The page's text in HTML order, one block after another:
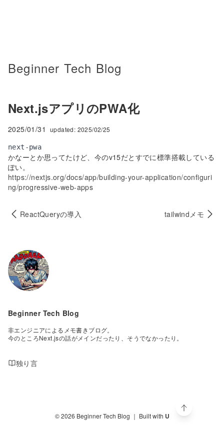
Beginner Tech Blog
Next.jsアプリのPWA化
2025/01/31 updated: 2025/02/25
かなーとか思ってたけど、今のv15だとすでに標準搭載している
ぽい。
https://nextjs.org/docs/app/building-your-application/configuri
ng/progressive-web-apps
ReactQueryの導入 tailwindメモ
Beginner Tech Blog
非エンジニアによるメモ書きブログ。
今のところNext.jsの話がメインだったり、そうでなかったり。
独り言
©2026 Beginner Tech Blog ｜ Built with U